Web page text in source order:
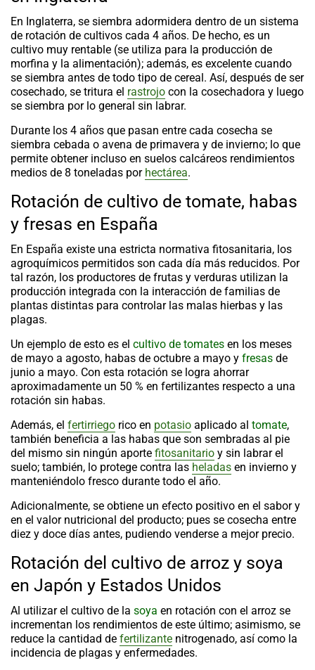
En Inglaterra, se siembra adormidera dentro de un sistema
de rotación de cultivos cada 4 años. De hecho, es un
cultivo muy rentable (se utiliza para la producción de
morfina y la alimentación); además, es excelente cuando
se siembra antes de todo tipo de cereal. Así, después de ser
cosechado, se tritura el rastrojo con la cosechadora y luego
se siembra por lo general sin labrar.
Durante los 4 años que pasan entre cada cosecha se
siembra cebada o avena de primavera y de invierno; lo que
permite obtener incluso en suelos calcáreos rendimientos
medios de 8 toneladas por hectárea.
Rotación de cultivo de tomate, habas
y fresas en España
En España existe una estricta normativa fitosanitaria, los
agroquímicos permitidos son cada día más reducidos. Por
tal razón, los productores de frutas y verduras utilizan la
producción integrada con la interacción de familias de
plantas distintas para controlar las malas hierbas y las
plagas.
Un ejemplo de esto es el cultivo de tomates en los meses
de mayo a agosto, habas de octubre a mayo y fresas de
junio a mayo. Con esta rotación se logra ahorrar
aproximadamente un 50 % en fertilizantes respecto a una
rotación sin habas.
Además, el fertirriego rico en potasio aplicado al tomate,
también beneficia a las habas que son sembradas al pie
del mismo sin ningún aporte fitosanitario y sin labrar el
suelo; también, lo protege contra las heladas en invierno y
manteniéndolo fresco durante todo el año.
Adicionalmente, se obtiene un efecto positivo en el sabor y
en el valor nutricional del producto; pues se cosecha entre
diez y doce días antes, pudiendo venderse a mejor precio.
Rotación del cultivo de arroz y soya
en Japón y Estados Unidos
Al utilizar el cultivo de la soya en rotación con el arroz se
incrementan los rendimientos de este último; asimismo, se
reduce la cantidad de fertilizante nitrogenado, así como la
incidencia de plagas y enfermedades.